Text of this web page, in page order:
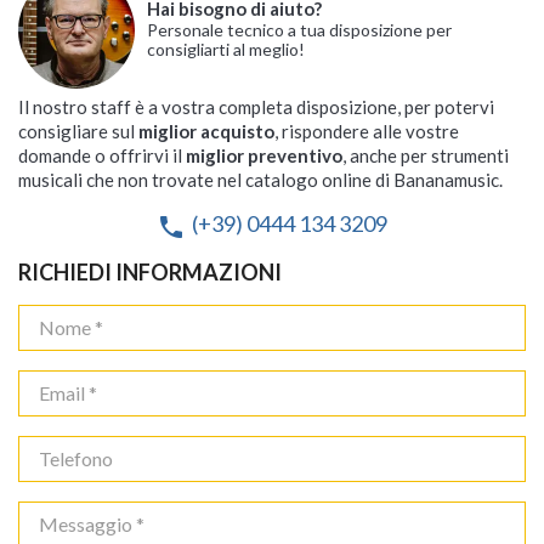
Hai bisogno di aiuto?
Personale tecnico a tua disposizione per
consigliarti al meglio!
Il nostro staff è a vostra completa disposizione, per potervi
consigliare sul miglior acquisto, rispondere alle vostre
domande o offrirvi il miglior preventivo, anche per strumenti
musicali che non trovate nel catalogo online di Bananamusic.
phone (+39) 0444 134 3209
RICHIEDI INFORMAZIONI